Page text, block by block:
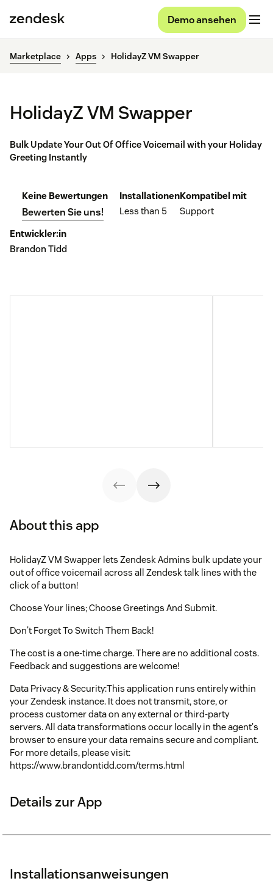
Demo ansehen
Marketplace Apps HolidayZ VM Swapper
HolidayZ VM Swapper
Bulk Update Your Out Of Office Voicemail with your Holiday
Greeting Instantly
Keine Bewertungen
Bewerten Sie uns!
Installationen
Less than 5
Kompatibel mit
Support
Entwickler:in
Brandon Tidd
About this app
HolidayZ VM Swapper lets Zendesk Admins bulk update your
out of office voicemail across all Zendesk talk lines with the
click of a button!
Choose Your lines; Choose Greetings And Submit.
Don't Forget To Switch Them Back!
The cost is a one-time charge. There are no additional costs.
Feedback and suggestions are welcome!
Data Privacy & Security:This application runs entirely within
your Zendesk instance. It does not transmit, store, or
process customer data on any external or third-party
servers. All data transformations occur locally in the agent's
browser to ensure your data remains secure and compliant.
For more details, please visit:
https://www.brandontidd.com/terms.html
Details zur App
Installationsanweisungen